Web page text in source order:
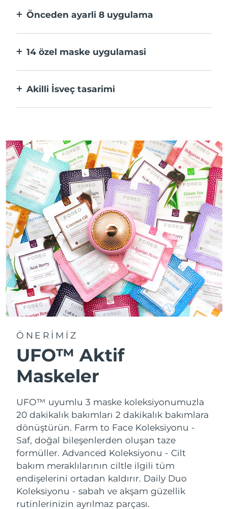
Önceden ayarli 8 uygulama
14 özel maske uygulamasi
Akilli İsveç tasarimi
ÖNERİMİZ
UFO™ Aktif
Maskeler
UFO™ uyumlu 3 maske koleksiyonumuzla
20 dakikalık bakımları 2 dakikalık bakımlara
dönüştürün. Farm to Face Koleksiyonu -
Saf, doğal bileşenlerden oluşan taze
formüller. Advanced Koleksiyonu - Cilt
bakım meraklılarının ciltle ilgili tüm
endişelerini ortadan kaldırır. Daily Duo
Koleksiyonu - sabah ve akşam güzellik
rutinlerinizin ayrılmaz parçası.